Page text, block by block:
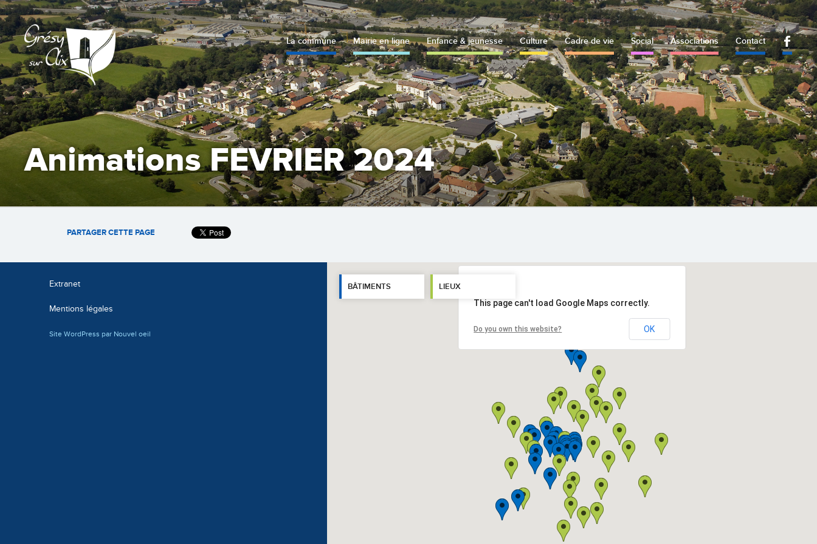
La commune Mairie en ligne Enfance & jeunesse Culture Cadre de vie Social Associations Contact
Animations FEVRIER 2024
PARTAGER CETTE PAGE
Extranet
Mentions légales
Site WordPress par Nouvel oeil
BÂTIMENTS
LIEUX
This page can't load Google Maps correctly.
Do you own this website? OK